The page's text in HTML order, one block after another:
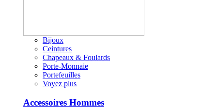
Bijoux
Ceintures
Chapeaux & Foulards
Porte-Monnaie
Portefeuilles
Voyez plus
Accessoires Hommes